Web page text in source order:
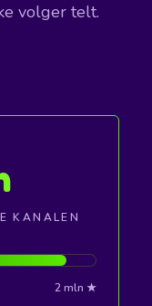
volger telt.
KANALEN
2 mln ★